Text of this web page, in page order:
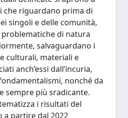
che riguardano prima di
singoli e delle comunità,
di natura
salvaguardano i
culturali, materiali e
anch’essi dall’incuria,
nonché da
sempre più sradicante.
i risultati del
a partire dal 2022